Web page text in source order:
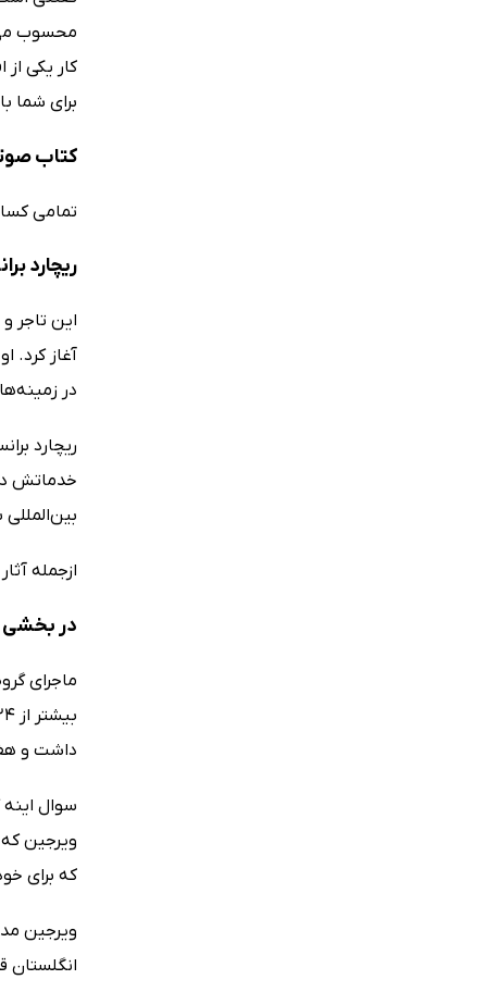
کار یکی از
برای شما
کتاب
تمامی
ریچارد
در
خدماتش
بین‌المللی به شمار می‌رود و
ازجمله
در بخشی
داشت و
سوال
ویرجین
که برای
انگلستان